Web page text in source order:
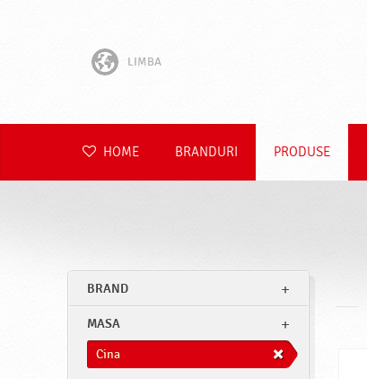
LIMBA
Hrvatski
Polski
Deutsch
HOME BRANDURI PRODUSE
BRAND
MASA
Cina